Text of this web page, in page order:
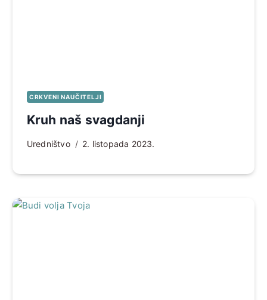
CRKVENI NAUČITELJI
Kruh naš svagdanji
Uredništvo 2. listopada 2023.